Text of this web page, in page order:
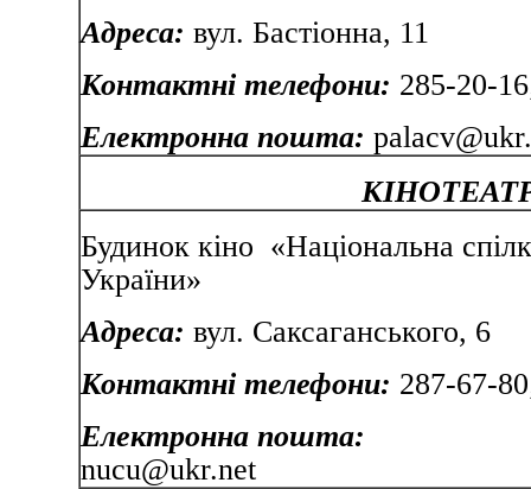
Адреса: вул. Бастіонна, 11
Контактні телефони: 285-20-
Електронна пошта:
Будинок кіно «Національна
України»
Адреса: вул.
Контактні телефони: 287-67-
Електронна пошта:
nucu@ukr.net